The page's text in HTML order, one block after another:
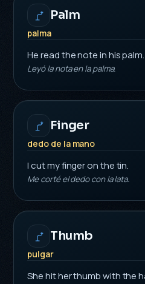
Palm
palma
He read the note in his palm.
Leyó la nota en la palma.
Finger
dedo de la mano
I cut my finger on the tin.
Me corté el dedo con la lata.
Thumb
pulgar
She hit her thumb with the